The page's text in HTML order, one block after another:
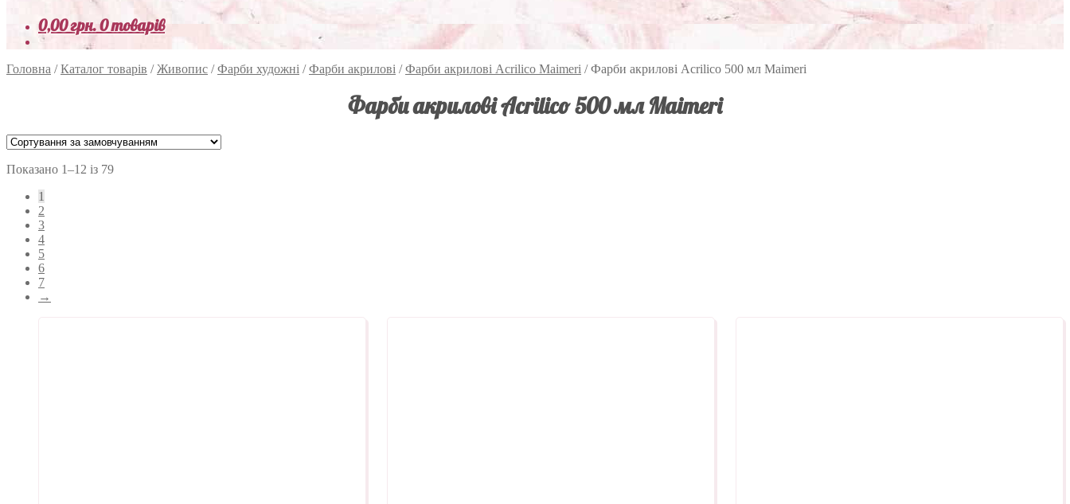
0,00грн.0 товарів
Головна /Каталог товарів /Живопис /Фарби художні /Фарби акрилові /Фарби акрилові Acrilico Maimeri /Фарби акрилові Acrilico 500 мл Maimeri
Фарби акрилові Acrilico 500 мл Maimeri
Показано 1–12 із 79
1
2
3
4
5
6
7
→